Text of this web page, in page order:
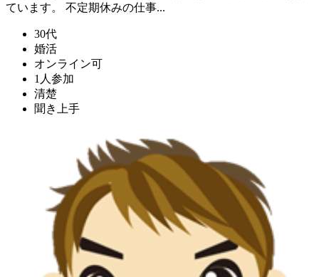
ています。 不定期休みの仕事...
30代
婚活
オンライン可
1人参加
清楚
聞き上手